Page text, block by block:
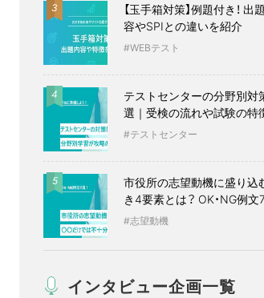
3
【玉手箱対策】例題付き！ 出
容やSPIとの違いを紹介
WEBテスト
4
テストセンターの分野別対
選｜受検の流れや試験の特
紹介
テストセンター
5
市役所の志望動機に盛り込
き4要素とは？ OK・NG例文
志望動機
インタビュー企画一覧